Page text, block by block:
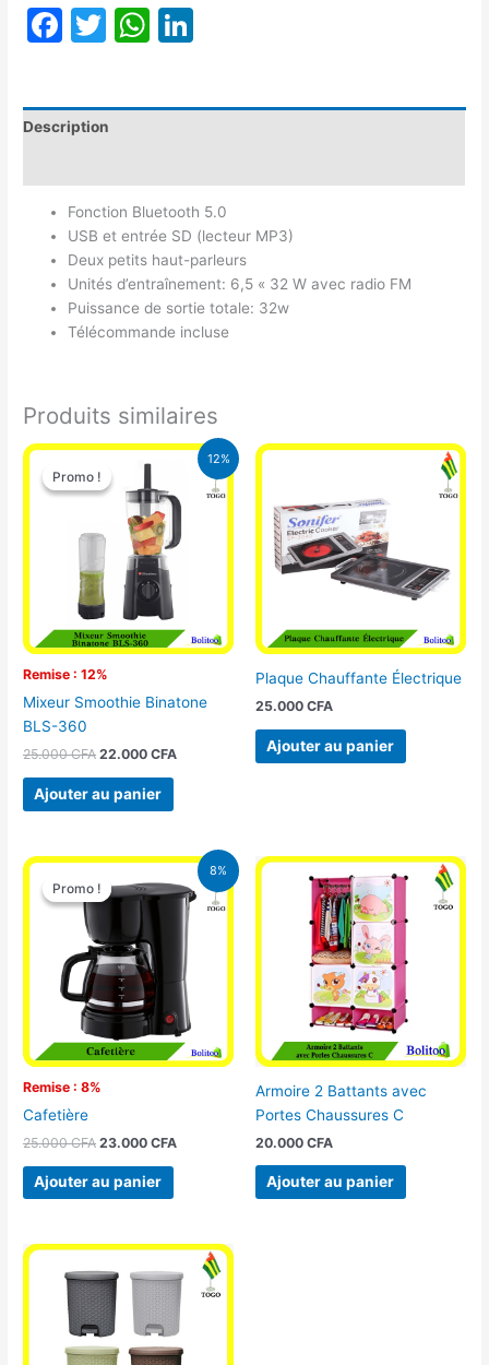
Facebook
TwitterWhatsApp
Description
Fonction Bluetooth 5.0
USB et entrée SD (lecteur MP3)
Deux petits haut-parleurs
Unités d’entraînement: 6,5 « 32 W avec radio FM
Puissance de sortie totale: 32w
Télécommande incluse
Produits similaires
12%
Promo !
Remise : 12%
Promo !
Mixeur Smoothie Binatone
BLS-360
25.000CFA
Le
prix
initial
était :
25.000 CFA.
22.000CFA
Le
prix
actuel
est :
Ajouter au panier
Plaque Chauffante Électrique
25.000 CFA
Ajouter au panier
8%
Promo !
Remise : 8%
Promo !
Cafetière
25.000CFA
Le
prix
initial
25.000 CFA.
23.000CFA
Le
prix
actuel
est :
23.000 CFA.
Ajouter au panier
Armoire 2 Battants avec
Portes Chaussures C
20.000 CFA
Ajouter au panier